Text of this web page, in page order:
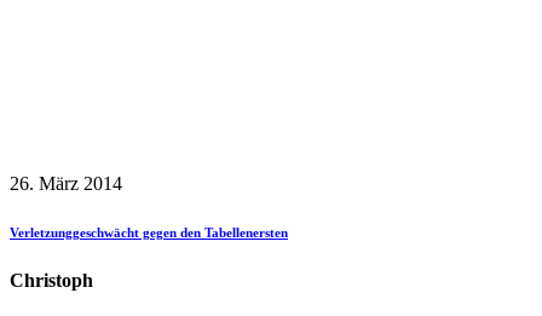
26. März 2014
Verletzunggeschwächt gegen den Tabellenersten
Christoph